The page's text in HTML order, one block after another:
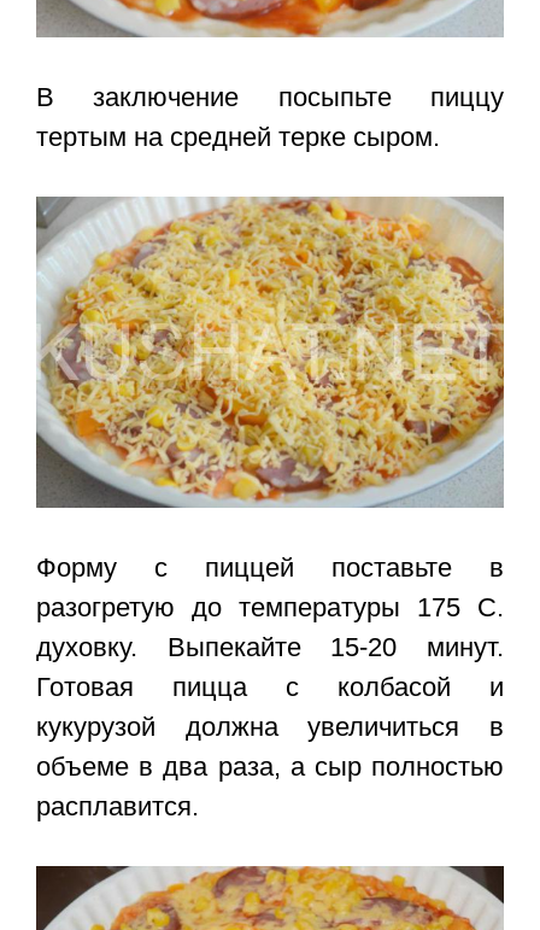
В заключение посыпьте пиццу
тертым на средней терке сыром.
Форму с пиццей поставьте в
разогретую до температуры 175 С.
духовку. Выпекайте 15-20 минут.
Готовая пицца с колбасой и
кукурузой должна увеличиться в
объеме в два раза, а сыр полностью
расплавится.